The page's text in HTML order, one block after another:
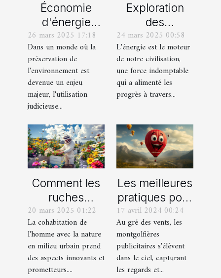
Économie
d'énergie
grâce aux
objets
connectés
Solutions pour
un foyer
durable
26 mars 2025 17:18
Dans un monde où la
préservation de
l'environnement est
devenue un enjeu
majeur, l'utilisation
judicieuse...
Exploration
des
techniques
énergétiques :
de la tradition
à la modernité
24 mars 2025 00:58
L'énergie est le moteur
de notre civilisation,
une force indomptable
qui a alimenté les
progrès à travers...
Comment les
ruches
urbaines
favorisent la
biodiversité en
milieu
professionnel
20 mars 2025 01:22
La cohabitation de
l'homme avec la nature
en milieu urbain prend
des aspects innovants et
prometteurs....
Les meilleures
pratiques pour
le design de
montgolfières
publicitaires
accrocheuses
17 avril 2024 00:24
Au gré des vents, les
montgolfières
publicitaires s'élèvent
dans le ciel, capturant
les regards et...